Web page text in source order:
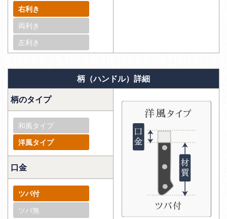
右利き
両利き
左利き
柄（ハンドル）詳細
柄のタイプ
和風タイプ
洋風タイプ
口金
ツバ付
ツバ無